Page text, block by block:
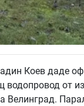
Коев даде
от
Велинград.